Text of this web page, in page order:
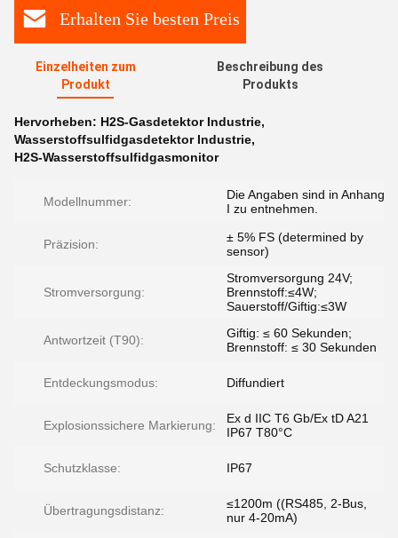
Erhalten Sie besten Preis
Einzelheiten zum
Produkt
Beschreibung des
Produkts
Hervorheben: H2S-Gasdetektor Industrie,
Wasserstoffsulfidgasdetektor Industrie,
H2S-Wasserstoffsulfidgasmonitor
Modellnummer:
Die Angaben sind in Anhang
I zu entnehmen.
Präzision:
± 5% FS (determined by
sensor)
Stromversorgung:
Stromversorgung 24V;
Brennstoff:≤4W;
Sauerstoff/Giftig:≤3W
Antwortzeit (T90):
Giftig: ≤ 60 Sekunden;
Brennstoff: ≤ 30 Sekunden
Entdeckungsmodus: Diffundiert
Explosionssichere Markierung:
Ex d IIC T6 Gb/Ex tD A21
IP67 T80°C
Schutzklasse: IP67
Übertragungsdistanz:
≤1200m ((RS485, 2-Bus,
nur 4-20mA)